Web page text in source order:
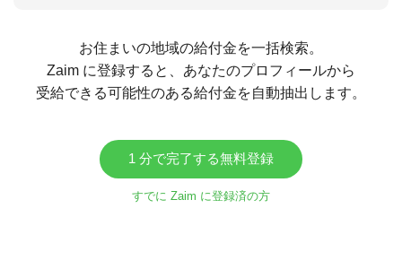
お住まいの地域の給付金を一括検索。
Zaim に登録すると、あなたのプロフィールから
受給できる可能性のある給付金を自動抽出します。
1 分で完了する無料登録
すでに Zaim に登録済の方